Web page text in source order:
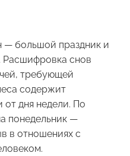
— большой праздник и
Расшифровка снов
требующей
содержит
от дня недели. По
понедельник —
в отношениях с